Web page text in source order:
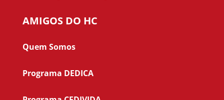
AMIGOS DO HC
Quem Somos
Programa DEDICA